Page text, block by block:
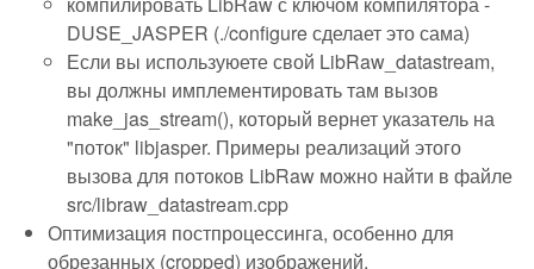
DUSE_JASPER (./configure сделает это сама)
Если вы используюете свой LibRaw_datastream,
вы должны имплементировать там вызов
make_jas_stream(), который вернет указатель на
"поток" libjasper. Примеры реализаций этого
вызова для потоков LibRaw можно найти в файле
src/libraw_datastream.cpp
Оптимизация постпроцессинга, особенно для
обрезанных (cropped) изображений.